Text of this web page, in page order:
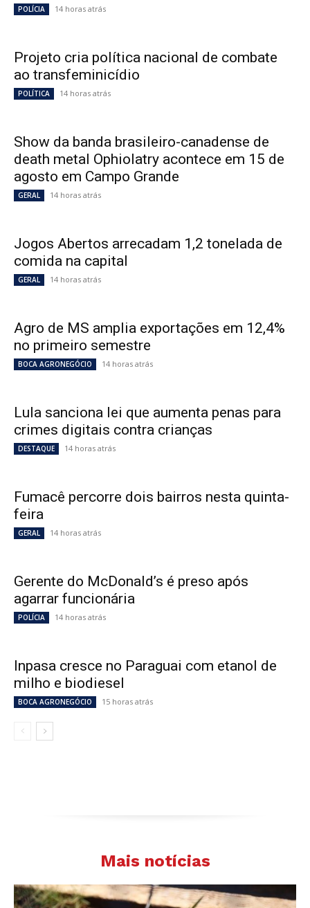
POLÍCIA 14 horas atrás
Projeto cria política nacional de combate
ao transfeminicídio
POLÍTICA 14 horas atrás
Show da banda brasileiro-canadense de
death metal Ophiolatry acontece em 15 de
agosto em Campo Grande
GERAL 14 horas atrás
Jogos Abertos arrecadam 1,2 tonelada de
comida na capital
GERAL 14 horas atrás
Agro de MS amplia exportações em 12,4%
no primeiro semestre
BOCA AGRONEGÓCIO 14 horas atrás
Lula sanciona lei que aumenta penas para
crimes digitais contra crianças
DESTAQUE 14 horas atrás
Fumacê percorre dois bairros nesta quinta-
feira
GERAL 14 horas atrás
Gerente do McDonald’s é preso após
agarrar funcionária
POLÍCIA 14 horas atrás
Inpasa cresce no Paraguai com etanol de
milho e biodiesel
BOCA AGRONEGÓCIO 15 horas atrás
Mais notícias